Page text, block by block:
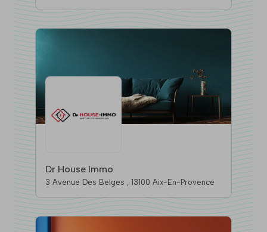
Dr House Immo
3 Avenue Des Belges , 13100 Aix-En-Provence